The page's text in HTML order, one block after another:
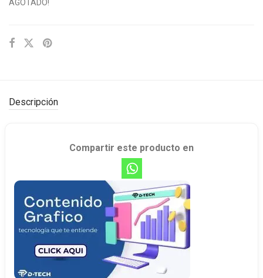
AGOTADO!
Descripción
Compartir este producto en